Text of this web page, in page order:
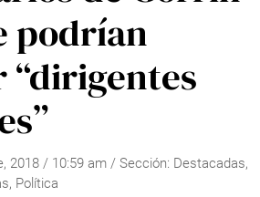
podrían
“dirigentes
2018/ 10:59 am / Sección: Destacadas,
, Política